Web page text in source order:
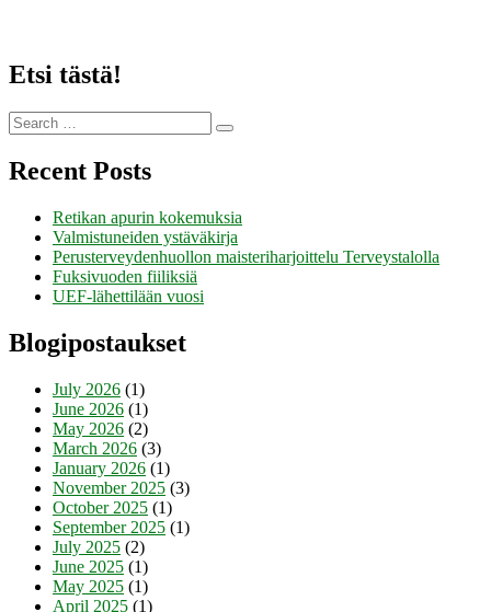
Etsi tästä!
Search
for:
Search
Recent Posts
Retikan apurin kokemuksia
Valmistuneiden ystäväkirja
Perusterveydenhuollon maisteriharjoittelu Terveystalolla
Fuksivuoden fiiliksiä
UEF-lähettilään vuosi
Blogipostaukset
July 2026 (1)
June 2026 (1)
May 2026 (2)
March 2026 (3)
January 2026 (1)
November 2025 (3)
October 2025 (1)
September 2025 (1)
July 2025 (2)
June 2025 (1)
May 2025 (1)
April 2025 (1)